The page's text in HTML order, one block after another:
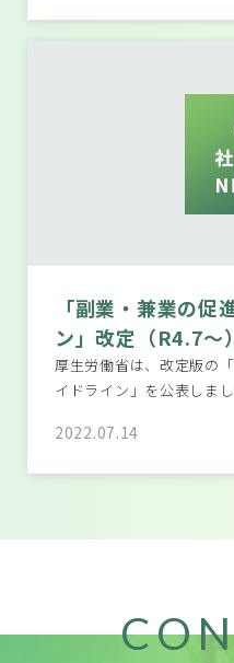
「副業・兼業の促
ン」改定（R4.7～）
厚生労働省は、改定版の
イドライン」を公表しま
2022.07.14